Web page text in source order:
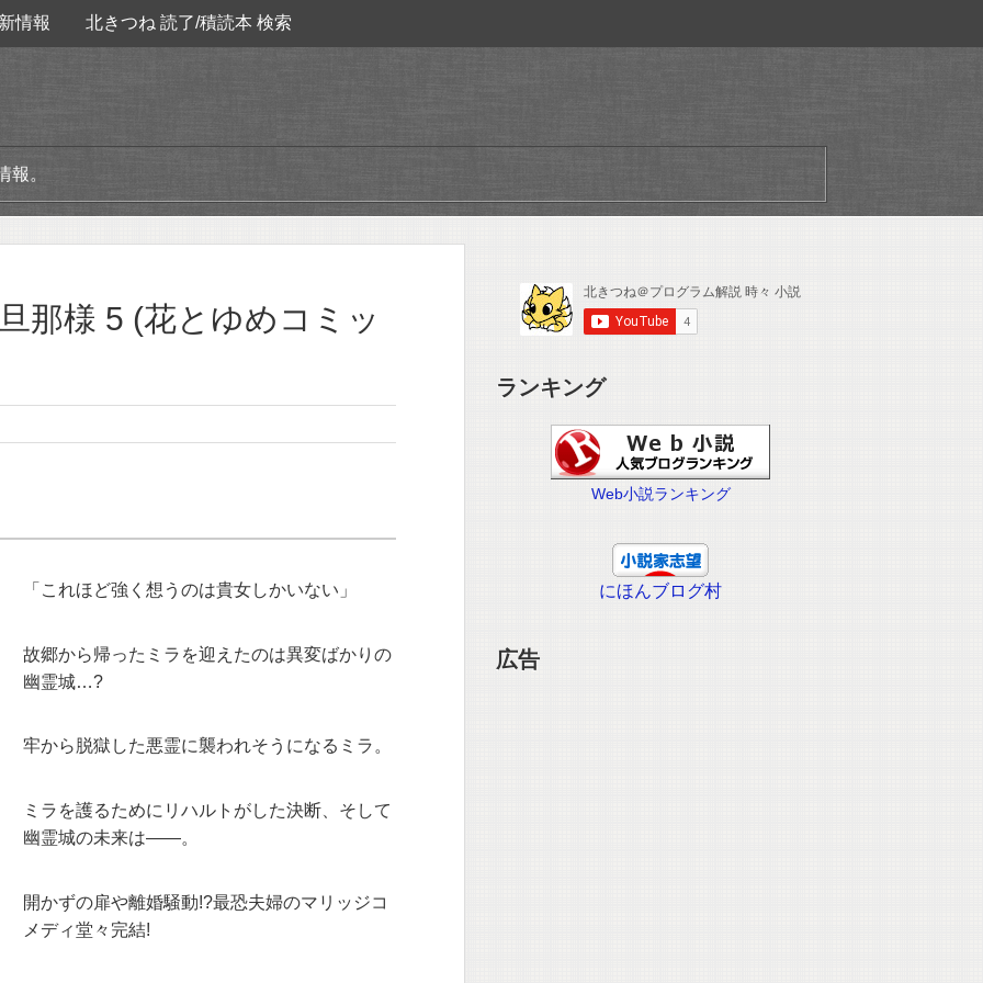
情報 北きつね 読了/積読本 検索
報。
那様 5 (花とゆめコミッ
「これほど強く想うのは貴女しかいない」
故郷から帰ったミラを迎えたのは異変ばかりの
幽霊城…?
牢から脱獄した悪霊に襲われそうになるミラ。
ミラを護るためにリハルトがした決断、そして
幽霊城の未来は――。
開かずの扉や離婚騒動!?最恐夫婦のマリッジコ
メディ堂々完結!
ランキング
Web小説ランキング
にほんブログ村
広告